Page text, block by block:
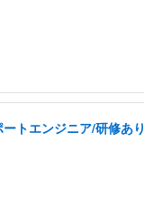
トエンジニア/研修あり